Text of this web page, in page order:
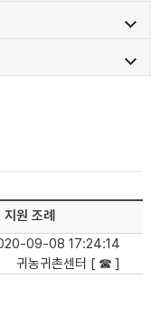
원 조례
09-08 17:24:14
귀농귀촌센터 [ ☎ ]